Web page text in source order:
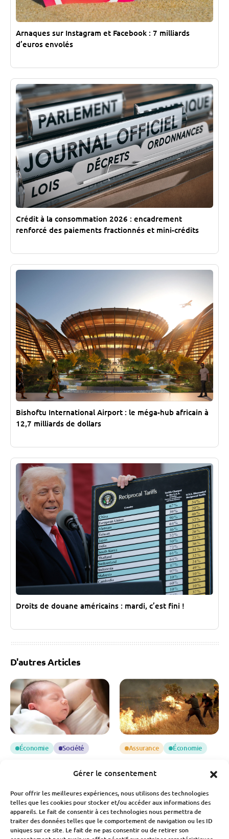
Gérer le consentement
Pour offrir les meilleures expériences, nous utilisons des technologies
telles que les cookies pour stocker et/ou accéder aux informations des
appareils. Le fait de consentir à ces technologies nous permettra de
traiter des données telles que le comportement de navigation ou les ID
uniques sur ce site. Le fait de ne pas consentir ou de retirer son
Arnaques sur Instagram et Facebook : 7 milliards
d’euros envolés
Crédit à la consommation 2026 : encadrement
renforcé des paiements fractionnés et mini-crédits
Bishoftu International Airport : le méga-hub africain à
12,7 milliards de dollars
Droits de douane américains : mardi, c’est fini !
D'autres Articles
Économie Société
chute des naissances qui
économie
Fabien Monvoisin
7 Août 2026
Assurance Économie
facture qui s’élève déjà à
Fabien Monvoisin
6 Août 2026